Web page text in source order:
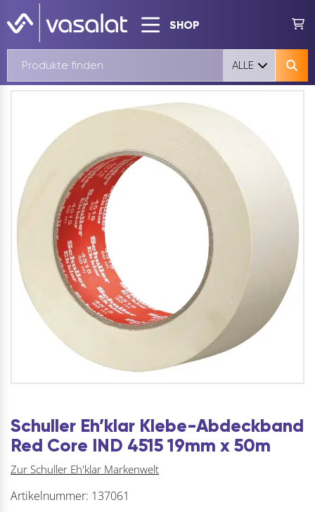
SHOP
ALLE
Schuller Eh’klar Klebe-Abdeckband
Red Core IND 4515 19mm x 50m
Zur Schuller Eh'klar Markenwelt
Artikelnummer: 137061